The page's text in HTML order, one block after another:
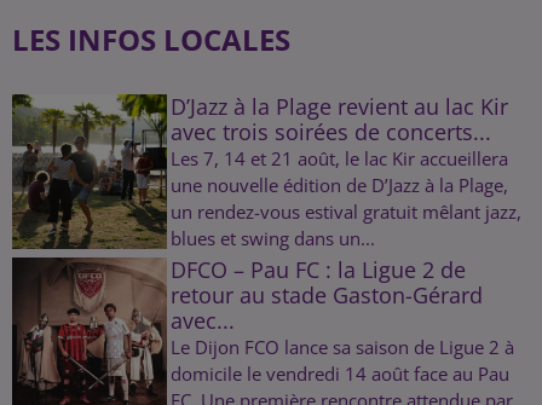
LES INFOS LOCALES
D’Jazz à la Plage revient au lac Kir
avec trois soirées de concerts...
Les 7, 14 et 21 août, le lac Kir accueillera
une nouvelle édition de D’Jazz à la Plage,
un rendez-vous estival gratuit mêlant jazz,
blues et swing dans un...
DFCO – Pau FC : la Ligue 2 de
retour au stade Gaston-Gérard
avec...
Le Dijon FCO lance sa saison de Ligue 2 à
domicile le vendredi 14 août face au Pau
FC. Une première rencontre attendue par